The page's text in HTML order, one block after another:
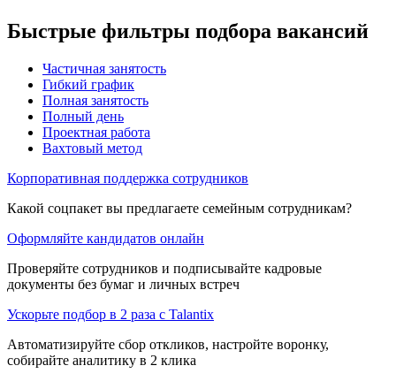
Быстрые фильтры подбора вакансий
Частичная занятость
Гибкий график
Полная занятость
Полный день
Проектная работа
Вахтовый метод
Корпоративная поддержка сотрудников
Какой соцпакет вы предлагаете семейным сотрудникам?
Оформляйте кандидатов онлайн
Проверяйте сотрудников и подписывайте кадровые
документы без бумаг и личных встреч
Ускорьте подбор в 2 раза с Talantix
Автоматизируйте сбор откликов, настройте воронку,
собирайте аналитику в 2 клика